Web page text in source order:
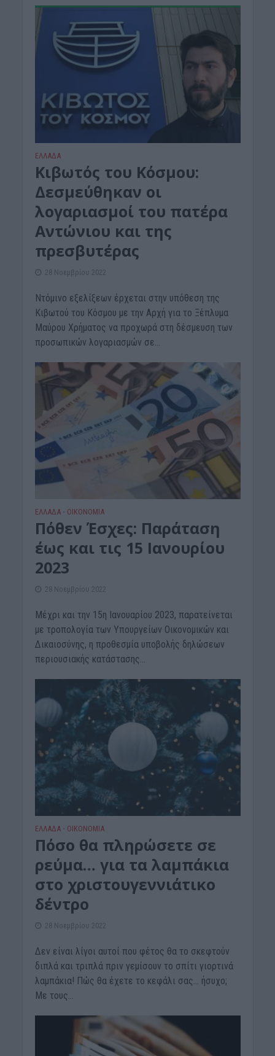
ΕΛΛΑΔΑ
Κιβωτός του Κόσμου:
Δεσμεύθηκαν οι
λογαριασμοί του πατέρα
Αντώνιου και της
πρεσβυτέρας
28 Νοεμβρίου 2022
Ντόμινο εξελίξεων έρχεται στην υπόθεση της
Κιβωτού του Κόσμου με την Αρχή για το Ξέπλυμα
Μαύρου Χρήματος να προχωρά στη δέσμευση των
προσωπικών λογαριασμών σε...
ΕΛΛΑΔΑ • ΟΙΚΟΝΟΜΙΑ
Πόθεν Έσχες: Παράταση
έως και τις 15 Ιανουρίου
2023
28 Νοεμβρίου 2022
Μέχρι και την 15η Ιανουαρίου 2023, παρατείνεται
με τροπολογία των Υπουργείων Οικονομικών και
Δικαιοσύνης, η προθεσμία υποβολής δηλώσεων
περιουσιακής κατάστασης...
ΕΛΛΑΔΑ • ΟΙΚΟΝΟΜΙΑ
Πόσο θα πληρώσετε σε
ρεύμα… για τα λαμπάκια
στο χριστουγεννιάτικο
δέντρο
28 Νοεμβρίου 2022
Δεν είναι λίγοι αυτοί που φέτος θα το σκεφτούν
διπλά και τριπλά πριν γεμίσουν το σπίτι γιορτινά
λαμπάκια! Πώς θα έχετε το κεφάλι σας… ήσυχο;
Με τους...